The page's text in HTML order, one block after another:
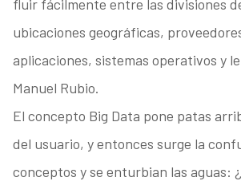
fluir fácilmente entre las divisiones
ubicaciones geográficas,
aplicaciones, sistemas operativos y
Manuel Rubio.
El concepto Big Data pone patas
del usuario, y entonces surge la
conceptos y se enturbian las aguas: